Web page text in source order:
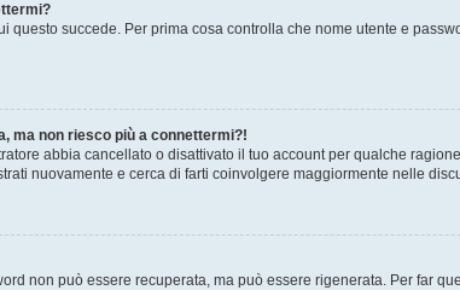
questo succede. Per prima cosa controlla che nome utente e
ma non riesco più a connettermi?!
abbia cancellato o disattivato il tuo account per qualche
nuovamente e cerca di farti coinvolgere maggiormente nelle
non può essere recuperata, ma può essere rigenerata. Per far